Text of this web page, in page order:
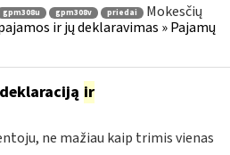
gpm308u gpm308v priedai
Mokesčių
ir jų deklaravimas » Pajamų
ir
ne mažiau kaip trimis vienas